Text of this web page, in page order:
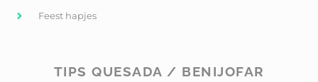
Feest hapjes
TIPS QUESADA / BENIJOFAR